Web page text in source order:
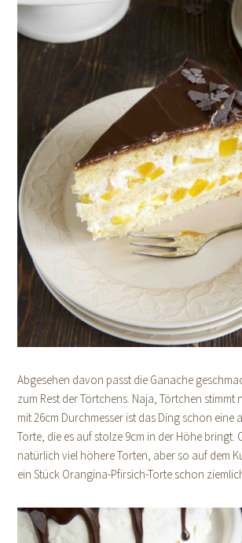
Abgesehen davon passt die Ganache
zum Rest der Törtchens. Naja, Törtchen stimmt
mit 26cm Durchmesser ist das Ding schon eine
Torte, die es auf stolze 9cm in der Höhe bringt.
natürlich viel höhere Torten, aber so auf dem
ein Stück Orangina-Pfirsich-Torte schon